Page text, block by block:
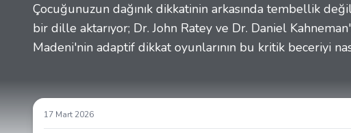
Çocuğunuzun dağınık dikkatinin arkasında tembellik
bir dille aktarıyor; Dr. John Ratey ve Dr. Daniel
Madeni'nin adaptif dikkat oyunlarının bu kritik beceriyi
17 Mart 2026